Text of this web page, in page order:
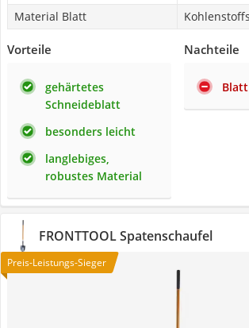
Material Blatt
Vorteile
gehärtetes
Schneideblatt
besonders leicht
langlebiges,
robustes Material
Nachteile
FRONTTOOL Spatenschaufel
Preis-Leistungs-Sieger